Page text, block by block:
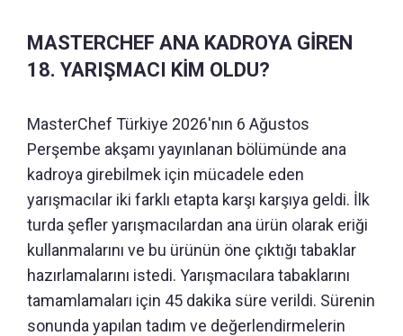
MASTERCHEF ANA KADROYA GİREN
18. YARIŞMACI KİM OLDU?
MasterChef Türkiye 2026'nın 6 Ağustos
Perşembe akşamı yayınlanan bölümünde ana
kadroya girebilmek için mücadele eden
yarışmacılar iki farklı etapta karşı karşıya geldi. İlk
turda şefler yarışmacılardan ana ürün olarak eriği
kullanmalarını ve bu ürünün öne çıktığı tabaklar
hazırlamalarını istedi. Yarışmacılara tabaklarını
tamamlamaları için 45 dakika süre verildi. Sürenin
sonunda yapılan tadım ve değerlendirmelerin